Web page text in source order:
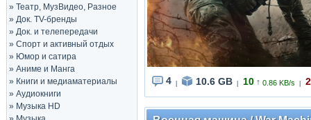
» Театр, МузВидео, Разное
» Док. TV-бренды
» Док. и телепередачи
» Спорт и активный отдых
» Юмор и сатира
» Аниме и Манга
» Книги и медиаматериалы
» Аудиокниги
» Музыка HD
4 10.6 GB 10 ↑ 0.86 KB/s 2